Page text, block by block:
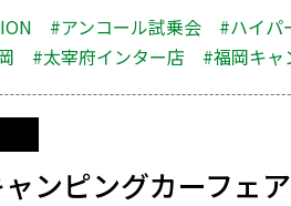
#アンコール試乗会
#ハイパ
#太宰府インター店 #福岡キャ
ャンピングカーフ